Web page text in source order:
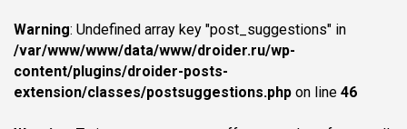
Warning: Undefined array key "post_suggestions" in
/var/www/www/data/www/droider.ru/wp-
content/plugins/droider-posts-
extension/classes/postsuggestions.php on line 46